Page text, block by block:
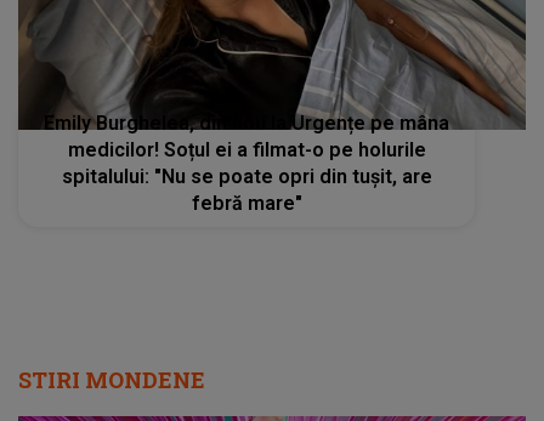
Emily Burghelea, din nou la Urgențe pe mâna
medicilor! Soțul ei a filmat-o pe holurile
spitalului: "Nu se poate opri din tușit, are
febră mare"
STIRI MONDENE